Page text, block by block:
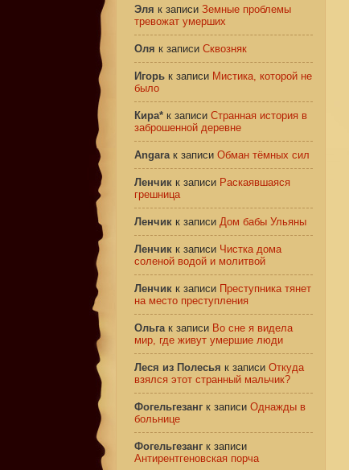
Эля к записи Земные проблемы
тревожат умерших
Оля к записи Сквозняк
Игорь к записи Мистика, которой не
было
Кира* к записи Странная история в
заброшенной деревне
Angaraк записи Обман тёмных сил
Ленчик к записи Раскаявшаяся
грешница
Ленчик к записи Дом бабы Ульяны
Ленчик к записи Чистка дома
соленой водой и молитвой
Ленчик к записи Преступника тянет
на место преступления
Ольгак записи Во сне я видела
мир, где живут умершие люди
Леся из Полесья к записи Откуда
взялся этот странный мальчик?
Фогельгезанг к записи Однажды в
больнице
Фогельгезанг к записи
Антирентгеновская порча